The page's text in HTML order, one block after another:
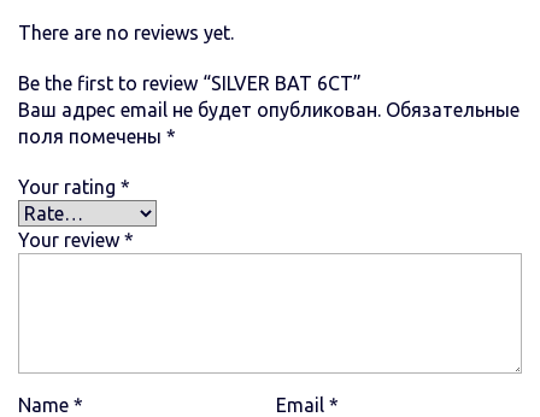
There are no reviews yet.
Be the first to review “SILVER BAT 6СТ”
Ваш адрес email не будет опубликован. Обязательные
поля помечены *
Your rating *
Your review *
Name * Email *